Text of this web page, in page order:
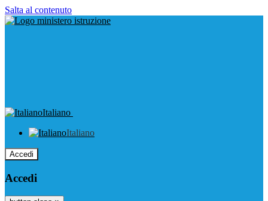
Salta al contenuto
Italiano
Italiano
Accedi
Accedi